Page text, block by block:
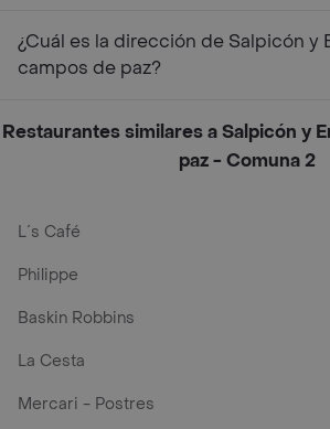
¿Cuál es la dirección de Salpicón y
campos de paz?
Restaurantes similares a Salpicón y
paz - Comuna 2
L´s Café
Philippe
Baskin Robbins
La Cesta
Mercari - Postres